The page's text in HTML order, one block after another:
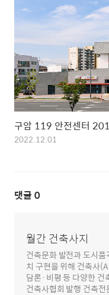
구암 119 안전센터
2022.12.01
댓글 0
월간 건축사지
건축문화 발전과 도시
치 구현을 위해 건축사
담론·비평 등 다양한 건
건축사협회 발행 건축전